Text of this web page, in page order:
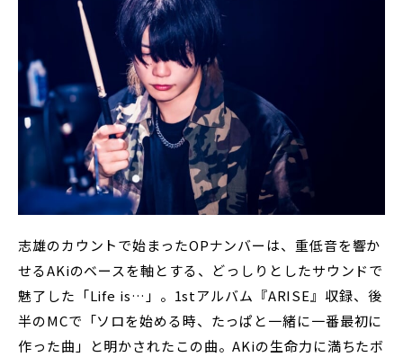
志雄のカウントで始まったOPナンバーは、重低音を響か
せるAKiのベースを軸とする、どっしりとしたサウンドで
魅了した「Life is…」。1stアルバム『ARISE』収録、後
半のMCで「ソロを始める時、たっぱと一緒に一番最初に
作った曲」と明かされたこの曲。AKiの生命力に満ちたボ